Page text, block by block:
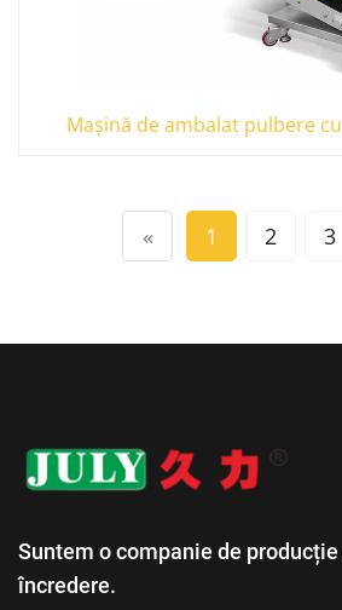
Mașină de ambalat pulbere
« 1 2 3
Suntem o companie de
încredere.